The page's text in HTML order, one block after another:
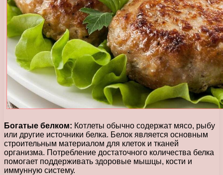
Богатые белком: Котлеты обычно содержат мясо, рыбу
или другие источники белка. Белок является основным
строительным материалом для клеток и тканей
организма. Потребление достаточного количества белка
помогает поддерживать здоровые мышцы, кости и
иммунную систему.